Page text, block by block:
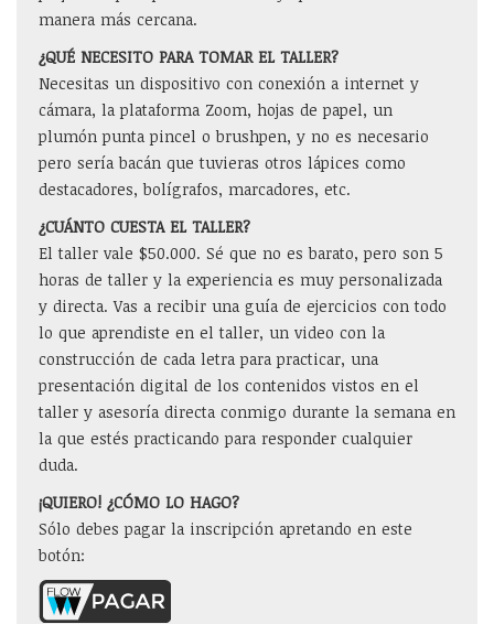
manera más cercana.
¿QUÉ NECESITO PARA TOMAR EL TALLER?
Necesitas un dispositivo con conexión a internet y
cámara, la plataforma Zoom, hojas de papel, un
plumón punta pincel o brushpen, y no es necesario
pero sería bacán que tuvieras otros lápices como
destacadores, bolígrafos, marcadores, etc.
¿CUÁNTO CUESTA EL TALLER?
El taller vale $50.000. Sé que no es barato, pero son 5
horas de taller y la experiencia es muy personalizada
y directa. Vas a recibir una guía de ejercicios con todo
lo que aprendiste en el taller, un video con la
construcción de cada letra para practicar, una
presentación digital de los contenidos vistos en el
taller y asesoría directa conmigo durante la semana en
la que estés practicando para responder cualquier
duda.
¡QUIERO! ¿CÓMO LO HAGO?
Sólo debes pagar la inscripción apretando en este
botón: